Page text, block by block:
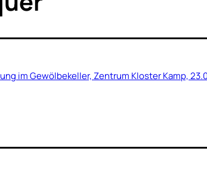
im Gewölbekeller, Zentrum Kloster Kamp,